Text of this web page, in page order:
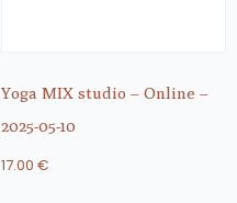
Yoga MIX studio – Online –
2025-05-10
17.00 €